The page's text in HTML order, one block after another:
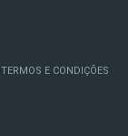
TERMOS E CONDIÇÕES